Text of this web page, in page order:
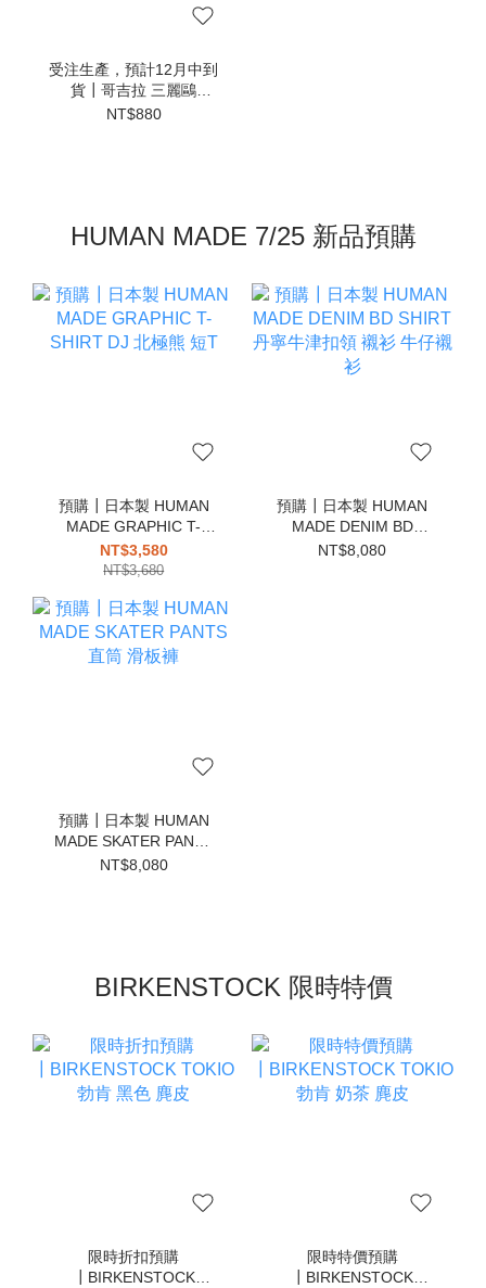
受注生產，預計12月中到
貨┃哥吉拉 三麗鷗
KITTY 布丁狗 漢頓 大耳
NT$880
HUMAN MADE 7/25 新品預購
預購┃日本製 HUMAN
MADE GRAPHIC T-
SHIRT DJ 北極熊 短T
NT$3,580
NT$3,680
預購┃日本製 HUMAN
MADE DENIM BD
SHIRT 丹寧牛津扣領 襯
NT$8,080
預購┃日本製 HUMAN
MADE SKATER PANTS
直筒 滑板褲
NT$8,080
BIRKENSTOCK 限時特價
限時折扣預購
┃BIRKENSTOCK
限時特價預購
┃BIRKENSTOCK